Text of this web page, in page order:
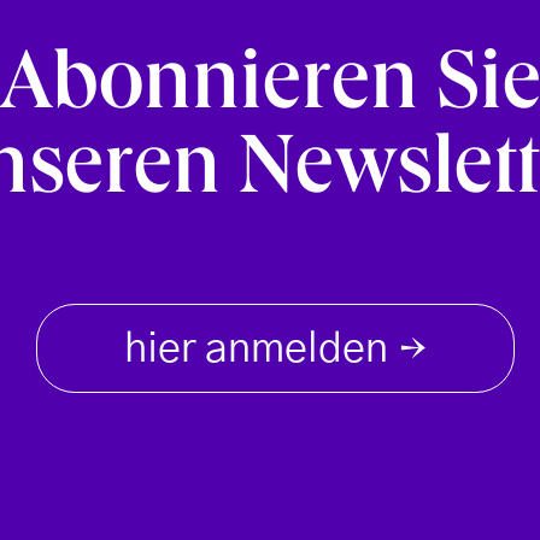
Abonnieren Sie
hier anmelden →